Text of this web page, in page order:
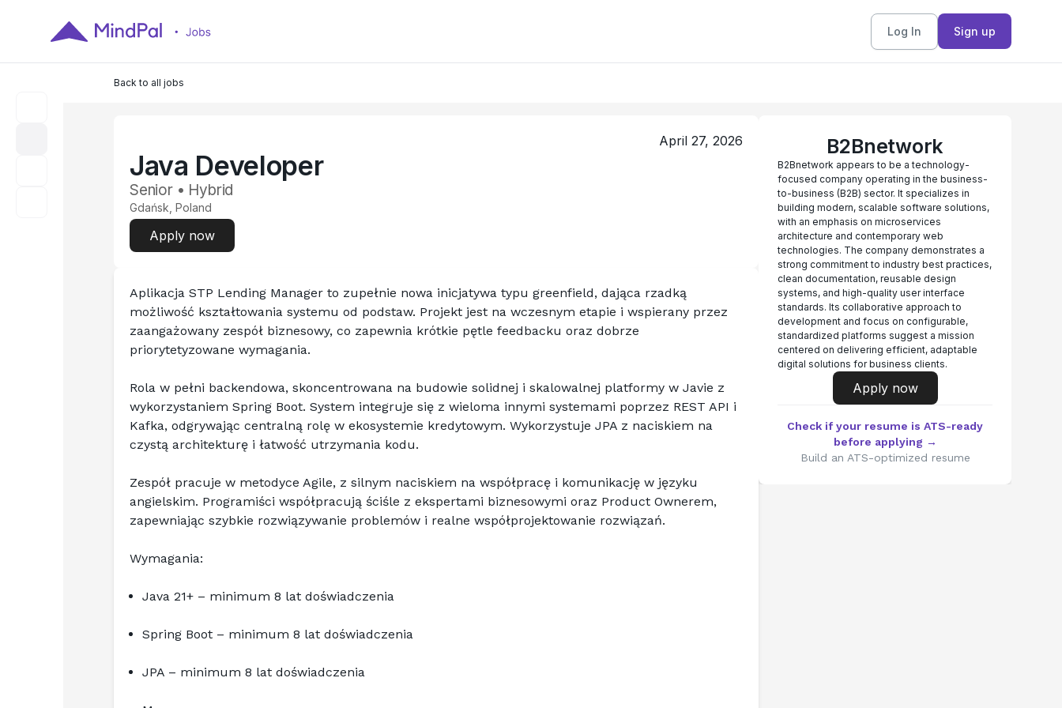
Log In Sign up
Back to all jobs
April 27, 2026
Java Developer
Senior • Hybrid
Gdańsk, Poland
Apply now
Aplikacja STP Lending Manager to zupełnie nowa inicjatywa typu greenfield, dająca rzadką
możliwość kształtowania systemu od podstaw. Projekt jest na wczesnym etapie i wspierany przez
zaangażowany zespół biznesowy, co zapewnia krótkie pętle feedbacku oraz dobrze
priorytetyzowane wymagania.
Rola w pełni backendowa, skoncentrowana na budowie solidnej i skalowalnej platformy w Javie z
wykorzystaniem Spring Boot. System integruje się z wieloma innymi systemami poprzez REST API i
Kafka, odgrywając centralną rolę w ekosystemie kredytowym. Wykorzystuje JPA z naciskiem na
czystą architekturę i łatwość utrzymania kodu.
Zespół pracuje w metodyce Agile, z silnym naciskiem na współpracę i komunikację w języku
angielskim. Programiści współpracują ściśle z ekspertami biznesowymi oraz Product Ownerem,
zapewniając szybkie rozwiązywanie problemów i realne współprojektowanie rozwiązań.
Wymagania:
Java 21+ – minimum 8 lat doświadczenia
Spring Boot – minimum 8 lat doświadczenia
JPA – minimum 8 lat doświadczenia
B2Bnetwork
B2Bnetwork appears to be a technology-
focused company operating in the business-
to-business (B2B) sector. It specializes in
building modern, scalable software solutions,
with an emphasis on microservices
architecture and contemporary web
technologies. The company demonstrates a
strong commitment to industry best practices,
clean documentation, reusable design
systems, and high-quality user interface
standards. Its collaborative approach to
development and focus on configurable,
standardized platforms suggest a mission
centered on delivering efficient, adaptable
digital solutions for business clients.
Apply now
Check if your resume is ATS-ready
before applying →
Build an ATS-optimized resume